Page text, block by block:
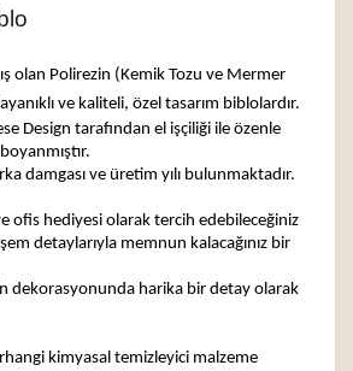
olan Polirezin (Kemik Tozu ve Mermer
ve kaliteli, özel tasarım biblolardır.
Design tarafından el işçiliği ile özenle
damgası ve üretim yılı bulunmaktadır.
ofis hediyesi olarak tercih edebileceğiniz
detaylarıyla memnun kalacağınız bir
dekorasyonunda harika bir detay olarak
kimyasal temizleyici malzeme